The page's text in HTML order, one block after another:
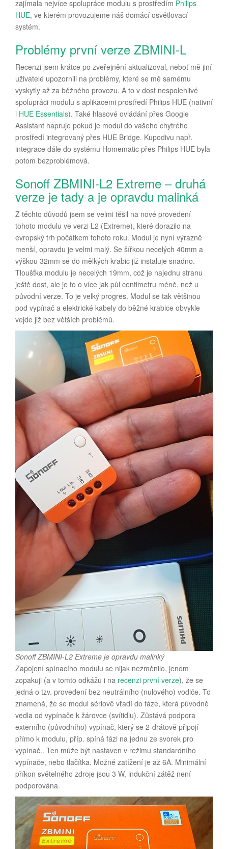
zajímala nejvíce spolupráce modulu s prostředím Philips
HUE, ve kterém provozujeme náš domácí osvětlovací
systém.
Problémy první verze ZBMINI-L
Recenzi jsem krátce po zveřejnění aktualizoval, neboť mě jiní
uživatelé upozornili na problémy, které se mě samému
vyskytly až za běžného provozu. A to v dost nespolehlivé
spolupráci modulu s aplikacemi prostředí Philips HUE (nativní
i HUE Essentials). Také hlasové ovládání přes Google
Assistant hapruje pokud je modul do vašeho chytrého
prostředí integrovaný přes HUE Bridge. Kupodivu např.
integrace dále do systému Homematic přes Philips HUE byla
potom bezproblémová.
Sonoff ZBMINI-L2 Extreme – druhá
verze je tady a je opravdu malinká
Z těchto důvodů jsem se velmi těšil na nové provedení
tohoto modulu ve verzi L2 (Extreme), které dorazilo na
evropský trh počátkem tohoto roku. Modul je nyní výrazně
menší, opravdu je velmi malý. Se šířkou necelých 40mm a
výškou 32mm se do mělkých krabic již instaluje snadno.
Tloušťka modulu je necelých 19mm, což je najednu stranu
ještě dost, ale je to o více jak půl centimetru méně, než u
původní verze. To je velký progres. Modul se tak většinou
pod vypínač a elektrické kabely do běžné krabice obvykle
vejde již bez větších problémů.
Sonoff ZBMINI-L2 Extreme je opravdu malinký
Zapojení spínacího modulu se nijak nezměnilo, jenom
zopakuji (a v tomto odkážu i na recenzi první verze), že se
jedná o tzv. provedení bez neutrálního (nulového) vodiče. To
znamená, že se modul sériově vřadí do fáze, která původně
vedla od vypínače k žárovce (svítidlu). Zůstává podpora
externího (původního) vypínač, který se 2-drátově připojí
přímo k modulu, příp. spíná fázi na jednu ze svorek pro
vypínač.. Ten může být nastaven v režimu standardního
vypínače, nebo tlačítka. Možné zatížení je až 6A. Minimální
příkon světelného zdroje jsou 3 W, indukční zátěž není
podporována.